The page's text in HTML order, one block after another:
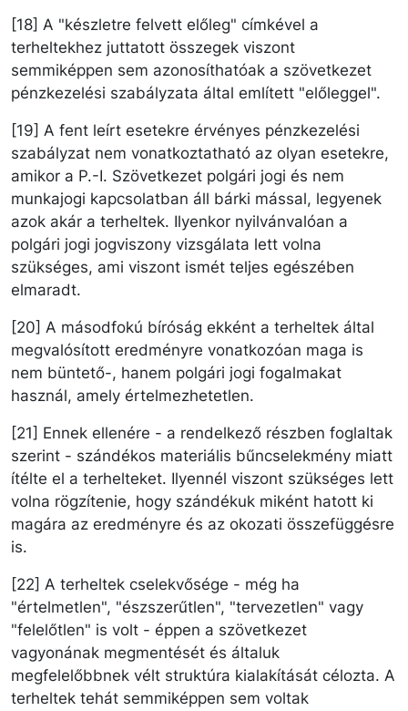
[18] A "készletre felvett előleg" címkével a
terheltekhez juttatott összegek viszont
semmiképpen sem azonosíthatóak a szövetkezet
pénzkezelési szabályzata által említett "előleggel".
[19] A fent leírt esetekre érvényes pénzkezelési
szabályzat nem vonatkoztatható az olyan esetekre,
amikor a P.-I. Szövetkezet polgári jogi és nem
munkajogi kapcsolatban áll bárki mással, legyenek
azok akár a terheltek. Ilyenkor nyilvánvalóan a
polgári jogi jogviszony vizsgálata lett volna
szükséges, ami viszont ismét teljes egészében
elmaradt.
[20] A másodfokú bíróság ekként a terheltek által
megvalósított eredményre vonatkozóan maga is
nem büntető-, hanem polgári jogi fogalmakat
használ, amely értelmezhetetlen.
[21] Ennek ellenére - a rendelkező részben foglaltak
szerint - szándékos materiális bűncselekmény miatt
ítélte el a terhelteket. Ilyennél viszont szükséges lett
volna rögzítenie, hogy szándékuk miként hatott ki
magára az eredményre és az okozati összefüggésre
is.
[22] A terheltek cselekvősége - még ha
"értelmetlen", "észszerűtlen", "tervezetlen" vagy
"felelőtlen" is volt - éppen a szövetkezet
vagyonának megmentését és általuk
megfelelőbbnek vélt struktúra kialakítását célozta. A
terheltek tehát semmiképpen sem voltak